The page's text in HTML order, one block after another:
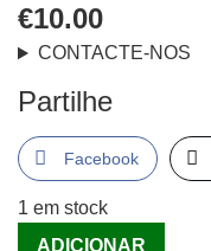
€10.00
CONTACTE-NOS
Partilhe
Facebook
1 em stock
Quantidade
ADICIONAR